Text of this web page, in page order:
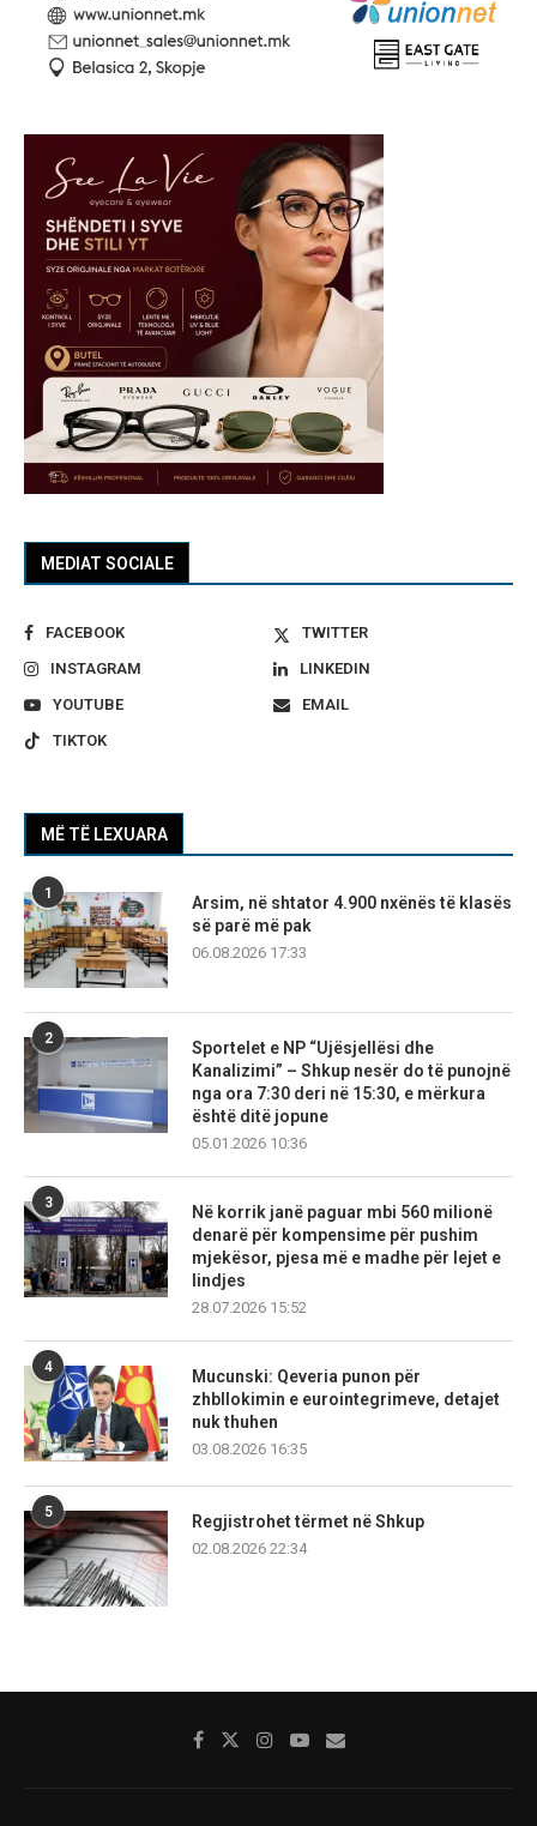
MEDIAT SOCIALE
FACEBOOK
TWITTER
INSTAGRAM
LINKEDIN
YOUTUBE
EMAIL
TIKTOK
MË TË LEXUARA
1
Arsim, në shtator 4.900 nxënës të klasës
së parë më pak
06.08.2026 17:33
2
Sportelet e NP “Ujësjellësi dhe
Kanalizimi” – Shkup nesër do të punojnë
nga ora 7:30 deri në 15:30, e mërkura
është ditë jopune
05.01.2026 10:36
3
Në korrik janë paguar mbi 560 milionë
denarë për kompensime për pushim
mjekësor, pjesa më e madhe për lejet e
lindjes
28.07.2026 15:52
4
Mucunski: Qeveria punon për
zhbllokimin e eurointegrimeve, detajet
nuk thuhen
03.08.2026 16:35
5
Regjistrohet tërmet në Shkup
02.08.2026 22:34